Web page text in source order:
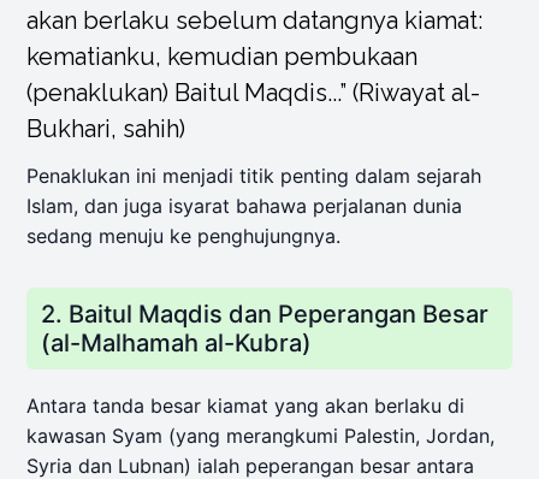
akan berlaku sebelum datangnya kiamat:
kematianku, kemudian pembukaan
(penaklukan) Baitul Maqdis...” (Riwayat al-
Bukhari, sahih)
Penaklukan ini menjadi titik penting dalam sejarah
Islam, dan juga isyarat bahawa perjalanan dunia
sedang menuju ke penghujungnya.
2. Baitul Maqdis dan Peperangan Besar
(al-Malhamah al-Kubra)
Antara tanda besar kiamat yang akan berlaku di
kawasan Syam (yang merangkumi Palestin, Jordan,
Syria dan Lubnan) ialah peperangan besar antara